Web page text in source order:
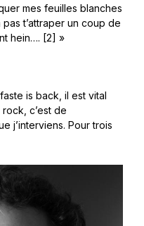
mes feuilles blanches
t’attraper un coup de
hein…. [2] »
is back, il est vital
rock, c’est de
j’interviens. Pour trois